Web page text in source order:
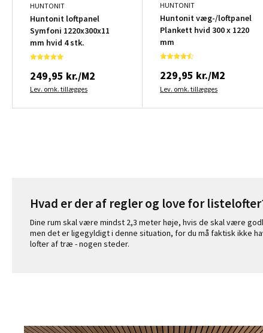
HUNTONIT
Huntonit loftpanel
Symfoni 1220x300x11
mm hvid 4 stk.
249,95 kr./M2
Lev. omk. tillægges
HUNTONIT
Huntonit væg-/loftpanel
Plankett hvid 300 x 1220
mm
229,95 kr./M2
Lev. omk. tillægges
Hvad er der af regler og love for
Dine rum skal være mindst 2,3 meter høje, hvis de skal være
men det er ligegyldigt i denne situation, for du må faktisk ikke
lofter af træ - nogen steder.